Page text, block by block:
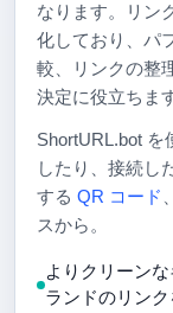
なります。リン
化しており、パ
較、リンクの整
決定に役立ちま
ShortURL.bot
したり、接続し
する QR コード
スから。
よりクリーン
ランドのリンク